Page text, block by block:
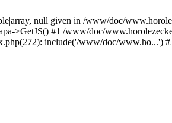
null given in /www/doc/
>GetJS() #1 /www/doc/
include('/www/doc/www.ho...')